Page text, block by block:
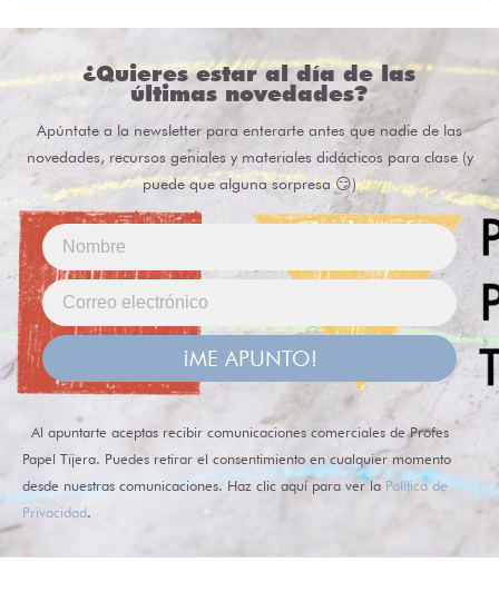
¿Quieres estar al día de las
últimas novedades?
Apúntate a la newsletter para enterarte antes que nadie de las
novedades, recursos geniales y materiales didácticos para clase (y
puede que alguna sorpresa 😏)
¡ME APUNTO!
Al apuntarte aceptas recibir comunicaciones comerciales de Profes
Papel Tijera. Puedes retirar el consentimiento en cualquier momento
desde nuestras comunicaciones. Haz clic aquí para ver la Política de
Privacidad.